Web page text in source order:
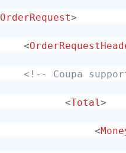
OrderRequest>
<
<!-- Coupa
<Total>
<